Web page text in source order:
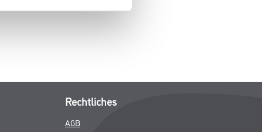
Rechtliches
AGB